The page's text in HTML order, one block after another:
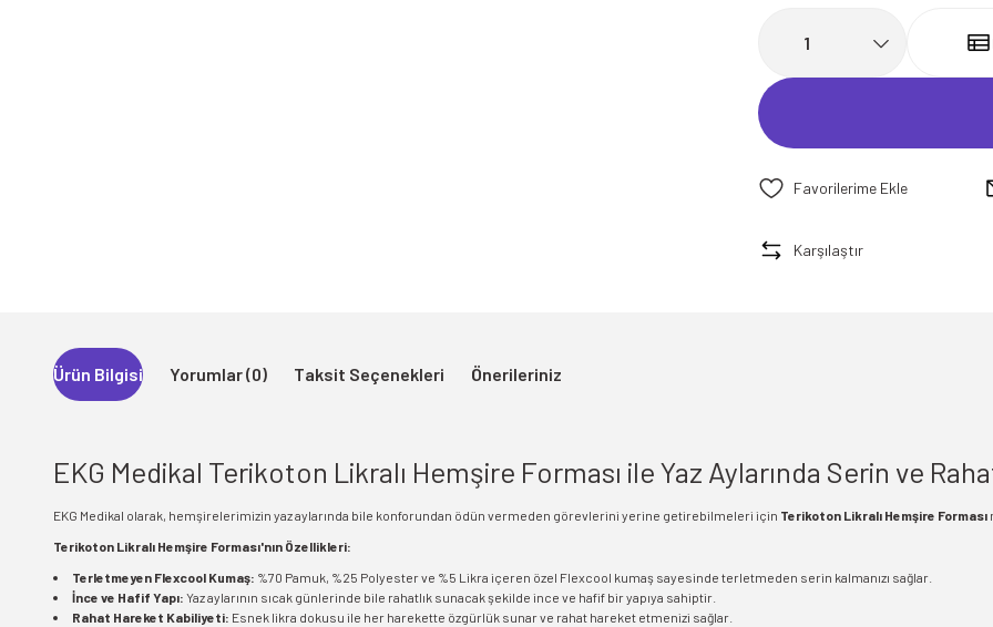
Karşılaştır
Ürün Bilgisi Yorumlar (0) Taksit Seçenekleri Önerileriniz
EKG Medikal Terikoton Likralı Hemşire Forması ile Yaz Aylarında Serin ve
EKG Medikal olarak, hemşirelerimizin yaz aylarında bile konforundan ödün vermeden görevlerini yerine getirebilmeleri için Terikoton Likralı Hemşire Forması
Terikoton Likralı Hemşire Forması'nın Özellikleri:
Terletmeyen Flexcool Kumaş: %70 Pamuk, %25 Polyester ve %5 Likra içeren özel Flexcool kumaş sayesinde terletmeden serin kalmanızı sağlar.
İnce ve Hafif Yapı: Yaz aylarının sıcak günlerinde bile rahatlık sunacak şekilde ince ve hafif bir yapıya sahiptir.
Rahat Hareket Kabiliyeti: Esnek likra dokusu ile her harekette özgürlük sunar ve rahat hareket etmenizi sağlar.